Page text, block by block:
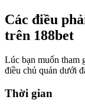
Các điều
trên 188bet
Lúc bạn muốn tham
điều chủ quản dưới
Thời gian